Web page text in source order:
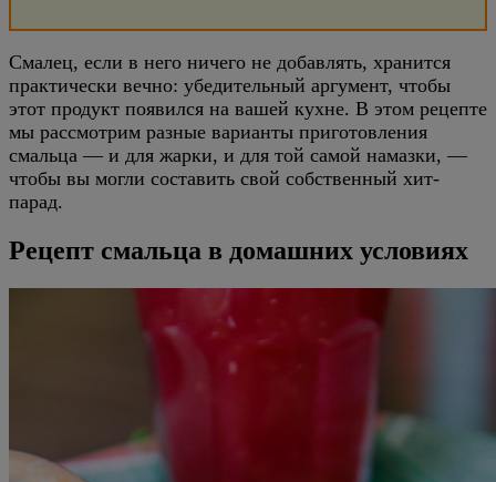
Смалец, если в него ничего не добавлять, хранится
практически вечно: убедительный аргумент, чтобы
этот продукт появился на вашей кухне. В этом рецепте
мы рассмотрим разные варианты приготовления
смальца — и для жарки, и для той самой намазки, —
чтобы вы могли составить свой собственный хит-
парад.
Рецепт смальца в домашних условиях